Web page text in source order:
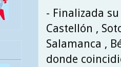
- Finalizada
Castellón ,
Salamanca ,
donde